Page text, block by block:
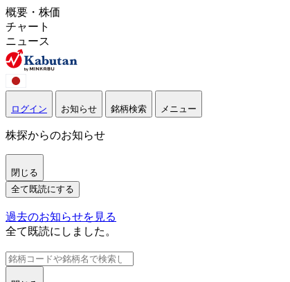
概要・株価
チャート
ニュース
ログイン お知らせ 銘柄検索 メニュー
株探からのお知らせ
閉じる
全て既読にする
過去のお知らせを見る
全て既読にしました。